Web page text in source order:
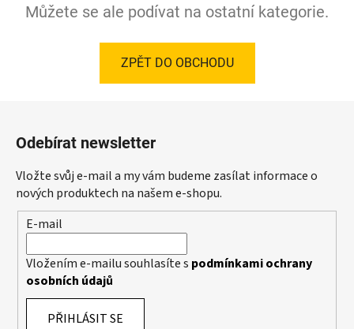
Můžete se ale podívat na ostatní kategorie.
ZPĚT DO OBCHODU
Odebírat newsletter
Vložte svůj e-mail a my vám budeme zasílat informace o
nových produktech na našem e-shopu.
E-mail
Vložením e-mailu souhlasíte s podmínkami ochrany
osobních údajů
PŘIHLÁSIT SE